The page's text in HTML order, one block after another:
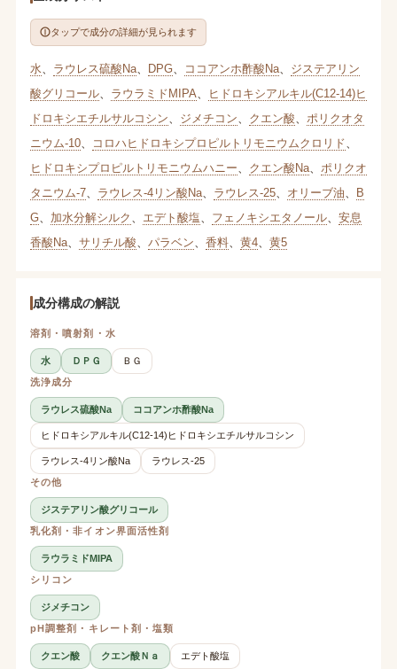
タップで成分の詳細が見られます
水 ラウレス硫酸Na、 DPG、 ココアンホ酢酸Na、 ジステアリン
酸グリコール、 ラウラミドMIPA
ヒドロキシアルキル(C12-14)ヒ
ドロキシエチルサルコシン
ジメチコン クエン酸
ポリクオタ
ニウム-10、 コロハヒドロキシプロピルトリモニウムクロリド
ヒドロキシプロピルトリモニウムハニー
クエン酸Na、 ポリクオ
タニウム-7、 ラウレス-4リン酸Na、 ラウレス-25、 オリーブ油
B
G、 加水分解シルク エデト酸塩 フェノキシエタノール、 安息
香酸Na、 サリチル酸 パラベン 香料、 黄4、 黄5
成分構成の解説
溶剤・噴射剤・水
水 ＤＰＧ
ＢＧ
洗浄成分
ラウレス硫酸Na ココアンホ酢酸Na
ヒドロキシアルキル(C12-14)ヒドロキシエチルサルコシン
ラウレス-4リン酸Na
ラウレス-25
その他
ジステアリン酸グリコール
乳化剤・非イオン界面活性剤
ラウラミドMIPA
シリコン
ジメチコン
pH調整剤・キレート剤・塩類
クエン酸 クエン酸Ｎａ
エデト酸塩